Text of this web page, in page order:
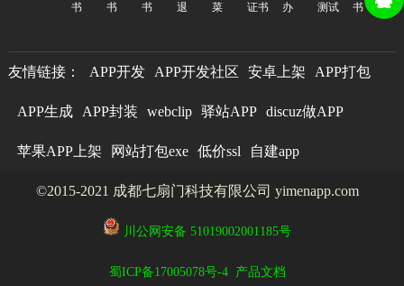
书
书
书
退
菜
证书
办
测试
书
友情链接： APP开发 APP开发社区 安卓上架 APP打包
APP生成 APP封装 webclip 驿站APP discuz做APP
苹果APP上架 网站打包exe 低价ssl 自建app
©2015-2021 成都七扇门科技有限公司 yimenapp.com
川公网安备 51019002001185号
蜀ICP备17005078号-4 产品文档